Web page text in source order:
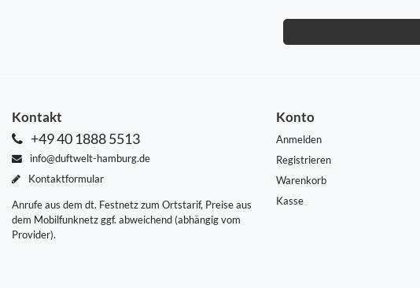
Kontakt
+49 40 1888 5513
info@duftwelt-hamburg.de
Kontaktformular
Anrufe aus dem dt. Festnetz zum Ortstarif, Preise aus
dem Mobilfunknetz ggf. abweichend (abhängig vom
Provider).
Konto
Anmelden
Registrieren
Warenkorb
Kasse